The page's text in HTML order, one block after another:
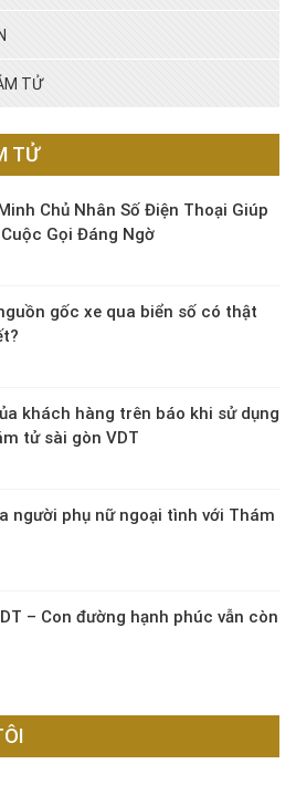
TỬ
TỬ
Chủ Nhân Số Điện Thoại Giúp
Gọi Đáng Ngờ
gốc xe qua biển số có thật
khách hàng trên báo khi sử dụng
tử sài gòn VDT
người phụ nữ ngoại tình với Thám
– Con đường hạnh phúc vẫn còn